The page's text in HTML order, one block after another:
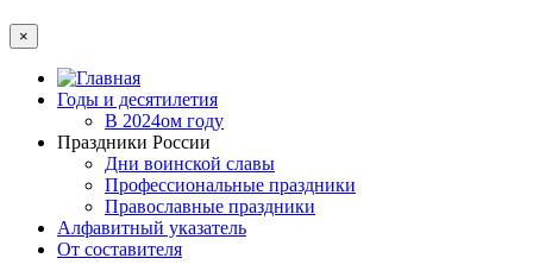
×
Годы и десятилетия
В 2024ом году
Праздники России
Дни воинской славы
Профессиональные праздники
Православные праздники
Алфавитный указатель
От составителя